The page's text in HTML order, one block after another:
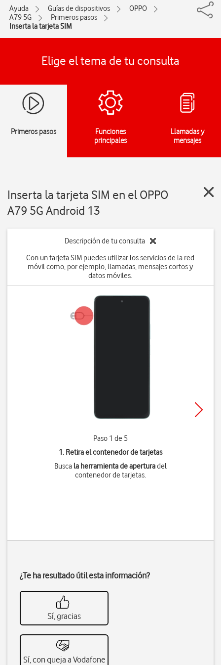
Ayuda Guías de dispositivos
OPPO
A79 5G
Primeros pasos
Inserta la tarjeta SIM
Elige el tema de tu consulta
Primeros pasos
Funciones
principales
Llamadas y
mensajes
Inserta la tarjeta SIM en el OPPO
A79 5G Android 13
Descripción de tu consulta
Con un tarjeta SIM puedes utilizar los servicios de la red
móvil como, por ejemplo, llamadas, mensajes cortos y
datos móviles.
Paso 1 de 5
1. Retira el contenedor de tarjetas
Busca la herramienta de aperturadel
contenedor de tarjetas.
¿Te ha resultado útil esta información?
Sí, gracias
Sí, con queja a Vodafone